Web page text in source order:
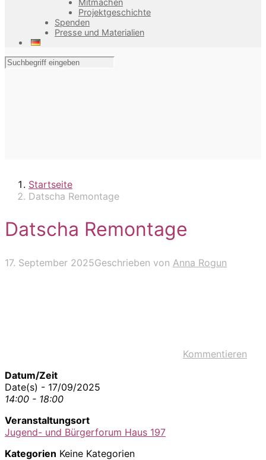
Mitmachen
Projektgeschichte
Spenden
Presse und Materialien
Startseite
Datscha Remontage
Datscha Remontage
17. September 2025Geschrieben von Anna Rogun
Kommentieren
Datum/Zeit
Date(s) - 17/09/2025
14:00 - 18:00
Veranstaltungsort
Jugend- und Bürgerforum Haus 197
Kategorien Keine Kategorien